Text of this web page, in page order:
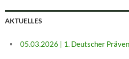
AKTUELLES
05.03.2026 | 1. Deutscher